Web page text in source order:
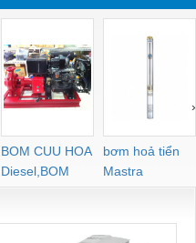
khuôn mẫu Minitor
BOM CUU HOA
Diesel,BOM
CHUA CHAY
bơm hoả tiển
Mastra
›